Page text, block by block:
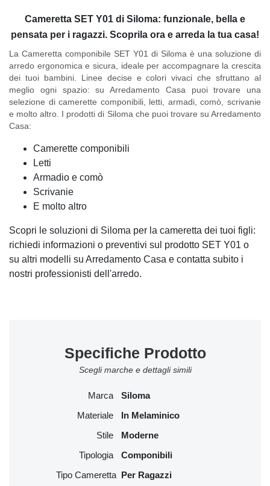
Cameretta SET Y01 di Siloma: funzionale, bella e
pensata per i ragazzi. Scoprila ora e arreda la tua casa!
La Cameretta componibile SET Y01 di Siloma è una soluzione di
arredo ergonomica e sicura, ideale per accompagnare la crescita
dei tuoi bambini. Linee decise e colori vivaci che sfruttano al
meglio ogni spazio: su Arredamento Casa puoi trovare una
selezione di camerette componibili, letti, armadi, comò, scrivanie
e molto altro. I prodotti di Siloma che puoi trovare su Arredamento
Casa:
Camerette componibili
Letti
Armadio e comò
Scrivanie
E molto altro
Scopri le soluzioni di Siloma per la cameretta dei tuoi figli:
richiedi informazioni o preventivi sul prodotto SET Y01 o
su altri modelli su Arredamento Casa e contatta subito i
nostri professionisti dell'arredo.
Specifiche Prodotto
Scegli marche e dettagli simili
Marca Siloma
Materiale In Melaminico
Stile Moderne
Tipologia Componibili
Tipo Cameretta Per Ragazzi